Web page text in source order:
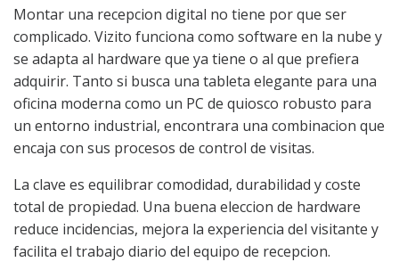
Montar una recepcion digital no tiene por que ser
complicado. Vizito funciona como software en la nube y
se adapta al hardware que ya tiene o al que prefiera
adquirir. Tanto si busca una tableta elegante para una
oficina moderna como un PC de quiosco robusto para
un entorno industrial, encontrara una combinacion que
encaja con sus procesos de control de visitas.
La clave es equilibrar comodidad, durabilidad y coste
total de propiedad. Una buena eleccion de hardware
reduce incidencias, mejora la experiencia del visitante y
facilita el trabajo diario del equipo de recepcion.